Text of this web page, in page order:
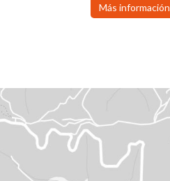
Más información